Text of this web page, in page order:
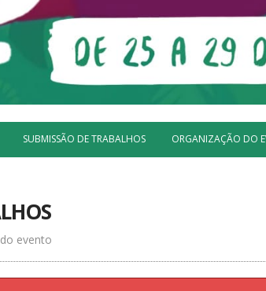
SUBMISSÃO DE TRABALHOS ORGANIZAÇÃO DO
evento